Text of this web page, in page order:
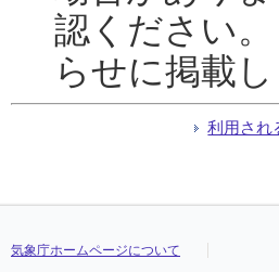
認ください
らせに掲載し
利用され
気象庁ホームページについて